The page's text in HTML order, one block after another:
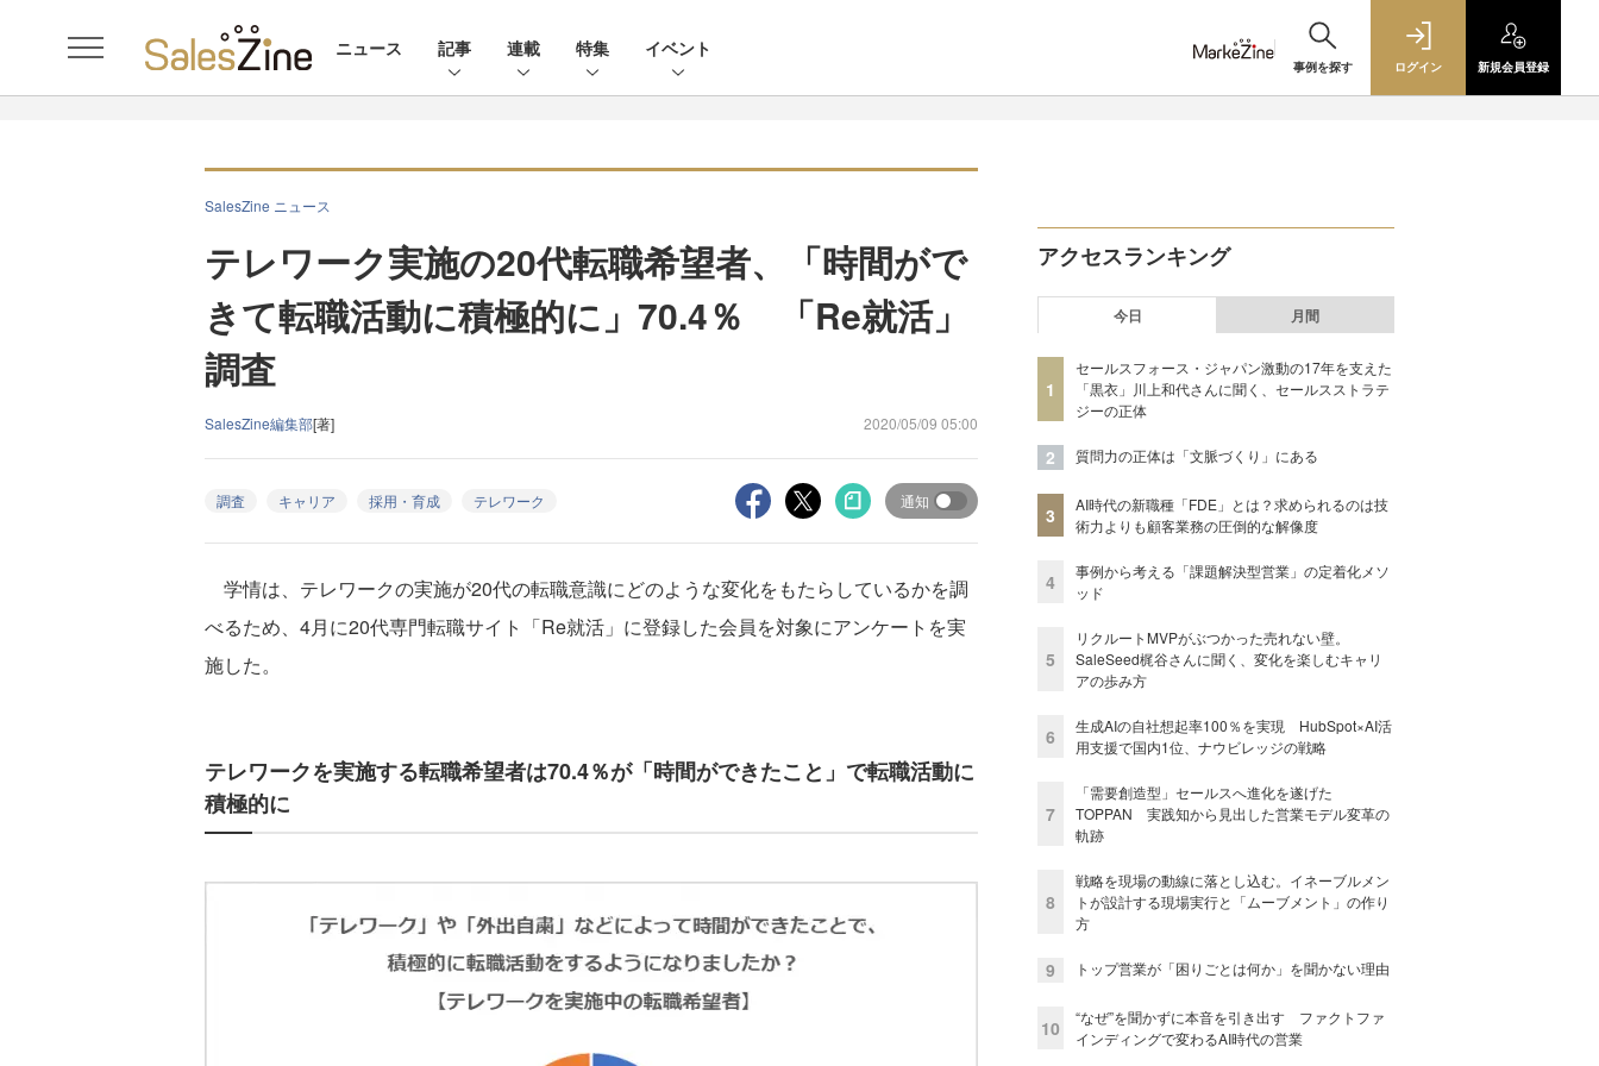
ニュース 記事 連載 特集 イベント
事例を探す ログイン 新規会員登録
SalesZine ニュース
テレワーク実施の20代転職希望者、「時間がで
きて転職活動に積極的に」70.4％ 「Re就活」
調査
SalesZine編集部[著] 2020/05/09 05:00
調査 キャリア 採用・育成 テレワーク 通知
学情は、テレワークの実施が20代の転職意識にどのような変化をもたらしているかを調
べるため、4月に20代専門転職サイト「Re就活」に登録した会員を対象にアンケートを実
施した。
テレワークを実施する転職希望者は70.4％が「時間ができたこと」で転職活動に
積極的に
アクセスランキング
今日 月間
1
セールスフォース・ジャパン激動の17年を支えた
「黒衣」川上和代さんに聞く、セールスストラテ
ジーの正体
2 質問力の正体は「文脈づくり」にある
3
AI時代の新職種「FDE」とは？求められるのは技
術力よりも顧客業務の圧倒的な解像度
4
事例から考える「課題解決型営業」の定着化メソ
ッド
5
リクルートMVPがぶつかった売れない壁。
SaleSeed梶谷さんに聞く、変化を楽しむキャリ
アの歩み方
6
生成AIの自社想起率100％を実現 HubSpot×AI活
用支援で国内1位、ナウビレッジの戦略
7
「需要創造型」セールスへ進化を遂げた
TOPPAN 実践知から見出した営業モデル変革の
軌跡
8
戦略を現場の動線に落とし込む。イネーブルメン
トが設計する現場実行と「ムーブメント」の作り
方
9 トップ営業が「困りごとは何か」を聞かない理由
10
“なぜ”を聞かずに本音を引き出す ファクトファ
インディングで変わるAI時代の営業